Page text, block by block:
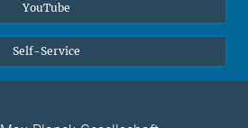
YouTube
Self-Service